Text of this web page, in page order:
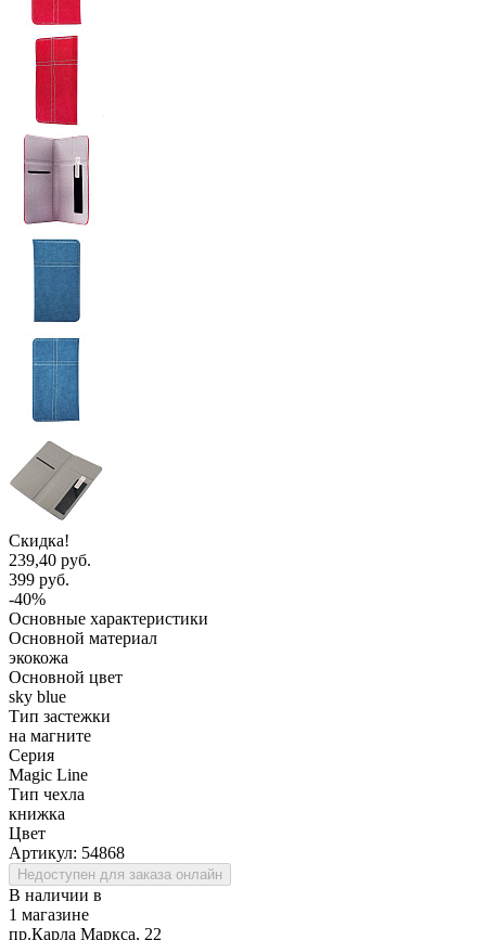
Скидка!
239,40 руб.
399 руб.
-40%
Основные характеристики
Основной материал
экокожа
Основной цвет
sky blue
Тип застежки
на магните
Серия
Magic Line
Тип чехла
книжка
Цвет
Артикул: 54868
Недоступен для заказа онлайн
В наличии в
1 магазине
пр.Карла Маркса, 22